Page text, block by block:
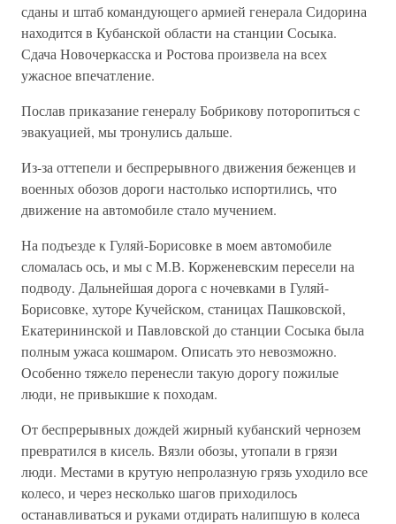
сданы и штаб командующего армией генерала Сидорина
находится в Кубанской области на станции Сосыка.
Сдача Новочеркасска и Ростова произвела на всех
ужасное впечатление.
Послав приказание генералу Бобрикову поторопиться с
эвакуацией, мы тронулись дальше.
Из-за оттепели и беспрерывного движения беженцев и
военных обозов дороги настолько испортились, что
движение на автомобиле стало мучением.
На подъезде к Гуляй-Борисовке в моем автомобиле
сломалась ось, и мы с М.В. Корженевским пересели на
подводу. Дальнейшая дорога с ночевками в Гуляй-
Борисовке, хуторе Кучейском, станицах Пашковской,
Екатерининской и Павловской до станции Сосыка была
полным ужаса кошмаром. Описать это невозможно.
Особенно тяжело перенесли такую дорогу пожилые
люди, не привыкшие к походам.
От беспрерывных дождей жирный кубанский чернозем
превратился в кисель. Вязли обозы, утопали в грязи
люди. Местами в крутую непролазную грязь уходило все
колесо, и через несколько шагов приходилось
останавливаться и руками отдирать налипшую в колеса